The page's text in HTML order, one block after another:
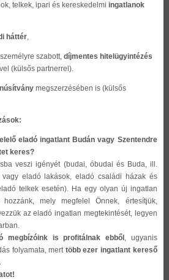
telkek, ipari és kereskedelmi ingatlanok
háttér,
szabott,díjmentes hitelügyintézés
(külsős partnerrel).
megszerzésében is (külsős
eladó ingatlant Budán vagy Szentendre
keres?
veszi igényét (budai, óbudai és Buda, ill.
eladó lakások, eladó családi házak és
telkek esetén). Ha egy olyan új ingatlan
mely megfelel Önnek, értesítjük,
az eladó ingatlan megtekintését, legyen
megbízóink is profitálnak ebből , ugyanis
folyamata, mert több ezer ingatlant kereső